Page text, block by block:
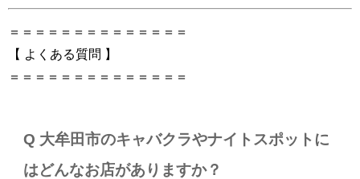
＝＝＝＝＝＝＝＝＝＝＝＝＝＝
【 よくある質問 】
＝＝＝＝＝＝＝＝＝＝＝＝＝＝
Q 大牟田市のキャバクラやナイトスポットに
はどんなお店がありますか？